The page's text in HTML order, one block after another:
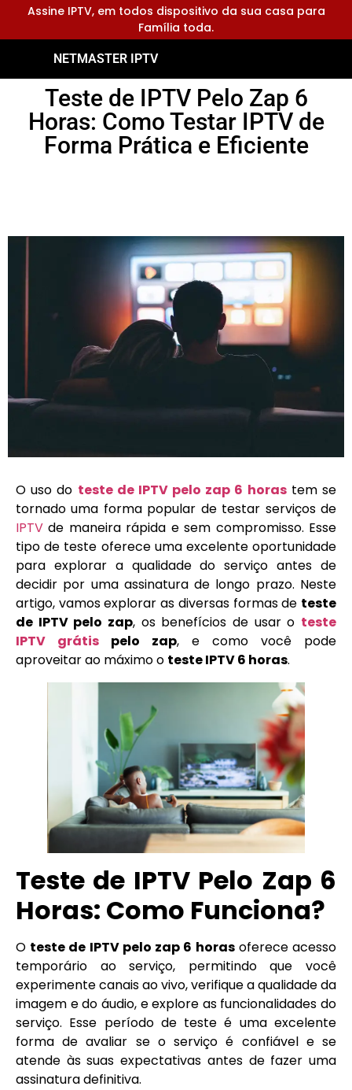
Assine IPTV, em todos dispositivo da sua casa para
Família toda.
NETMASTER IPTV
Teste de IPTV Pelo Zap 6
Horas: Como Testar IPTV de
Forma Prática e Eficiente
O uso do teste de IPTV pelo zap 6 horastem se
tornado uma forma popular de testar serviços de
IPTV de maneira rápida e sem compromisso. Esse
tipo de teste oferece uma excelente oportunidade
para explorar a qualidade do serviço antes de
decidir por uma assinatura de longo prazo. Neste
artigo, vamos explorar as diversas formas de teste
de IPTV pelo zap, os benefícios de usar o teste
IPTV grátis pelo zap, e como você pode
aproveitar ao máximo o teste IPTV 6 horas.
Teste de IPTV Pelo Zap 6
Horas: Como Funciona?
O teste de IPTV pelo zap 6 horasoferece acesso
temporário ao serviço, permitindo que você
experimente canais ao vivo, verifique a qualidade da
imagem e do áudio, e explore as funcionalidades do
serviço. Esse período de teste é uma excelente
forma de avaliar se o serviço é confiável e se
atende às suas expectativas antes de fazer uma
assinatura definitiva.